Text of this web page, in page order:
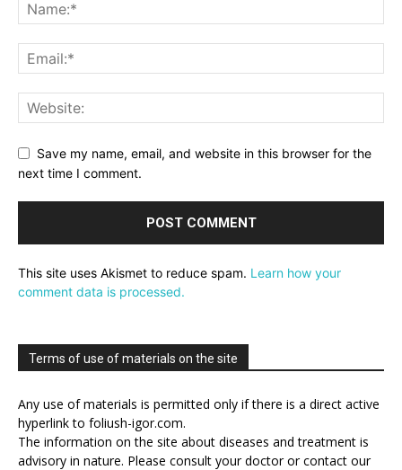
Save my name, email, and website in this browser for the
next time I comment.
This site uses Akismet to reduce spam. Learn how your
comment data is processed.
Terms of use of materials on the site
Any use of materials is permitted only if there is a direct active
hyperlink to foliush-igor.com.
The information on the site about diseases and treatment is
advisory in nature. Please consult your doctor or contact our